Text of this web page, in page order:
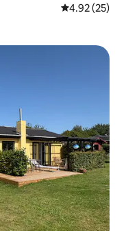
औसत रेटिंग 5 में
4.92 (25)